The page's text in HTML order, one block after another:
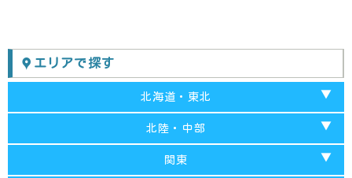
エリアで探す
北海道・東北
北海道
青森
北陸・中部
富山
関東